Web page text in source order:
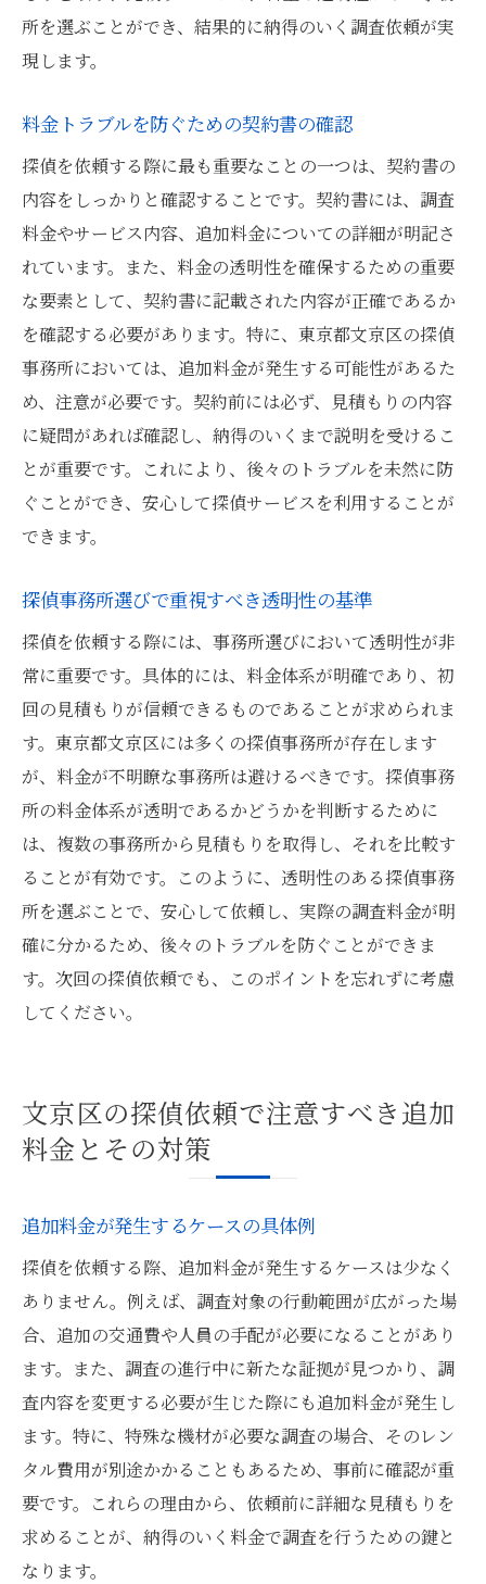
所を選ぶことができ、結果的に納得のいく調査依頼が実
現します。
料金トラブルを防ぐための契約書の確認
探偵を依頼する際に最も重要なことの一つは、契約書の
内容をしっかりと確認することです。契約書には、調査
料金やサービス内容、追加料金についての詳細が明記さ
れています。また、料金の透明性を確保するための重要
な要素として、契約書に記載された内容が正確であるか
を確認する必要があります。特に、東京都文京区の探偵
事務所においては、追加料金が発生する可能性があるた
め、注意が必要です。契約前には必ず、見積もりの内容
に疑問があれば確認し、納得のいくまで説明を受けるこ
とが重要です。これにより、後々のトラブルを未然に防
ぐことができ、安心して探偵サービスを利用することが
できます。
探偵事務所選びで重視すべき透明性の基準
探偵を依頼する際には、事務所選びにおいて透明性が非
常に重要です。具体的には、料金体系が明確であり、初
回の見積もりが信頼できるものであることが求められま
す。東京都文京区には多くの探偵事務所が存在します
が、料金が不明瞭な事務所は避けるべきです。探偵事務
所の料金体系が透明であるかどうかを判断するために
は、複数の事務所から見積もりを取得し、それを比較す
ることが有効です。このように、透明性のある探偵事務
所を選ぶことで、安心して依頼し、実際の調査料金が明
確に分かるため、後々のトラブルを防ぐことができま
す。次回の探偵依頼でも、このポイントを忘れずに考慮
してください。
文京区の探偵依頼で注意すべき追加
料金とその対策
追加料金が発生するケースの具体例
探偵を依頼する際、追加料金が発生するケースは少なく
ありません。例えば、調査対象の行動範囲が広がった場
合、追加の交通費や人員の手配が必要になることがあり
ます。また、調査の進行中に新たな証拠が見つかり、調
査内容を変更する必要が生じた際にも追加料金が発生し
ます。特に、特殊な機材が必要な調査の場合、そのレン
タル費用が別途かかることもあるため、事前に確認が重
要です。これらの理由から、依頼前に詳細な見積もりを
求めることが、納得のいく料金で調査を行うための鍵と
なります。